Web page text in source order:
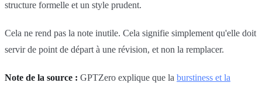
structure formelle et un style prudent.
Cela ne rend pas la note inutile. Cela signifie simplement qu'elle doit
servir de point de départ à une révision, et non la remplacer.
Note de la source : GPTZero explique que la burstiness et la